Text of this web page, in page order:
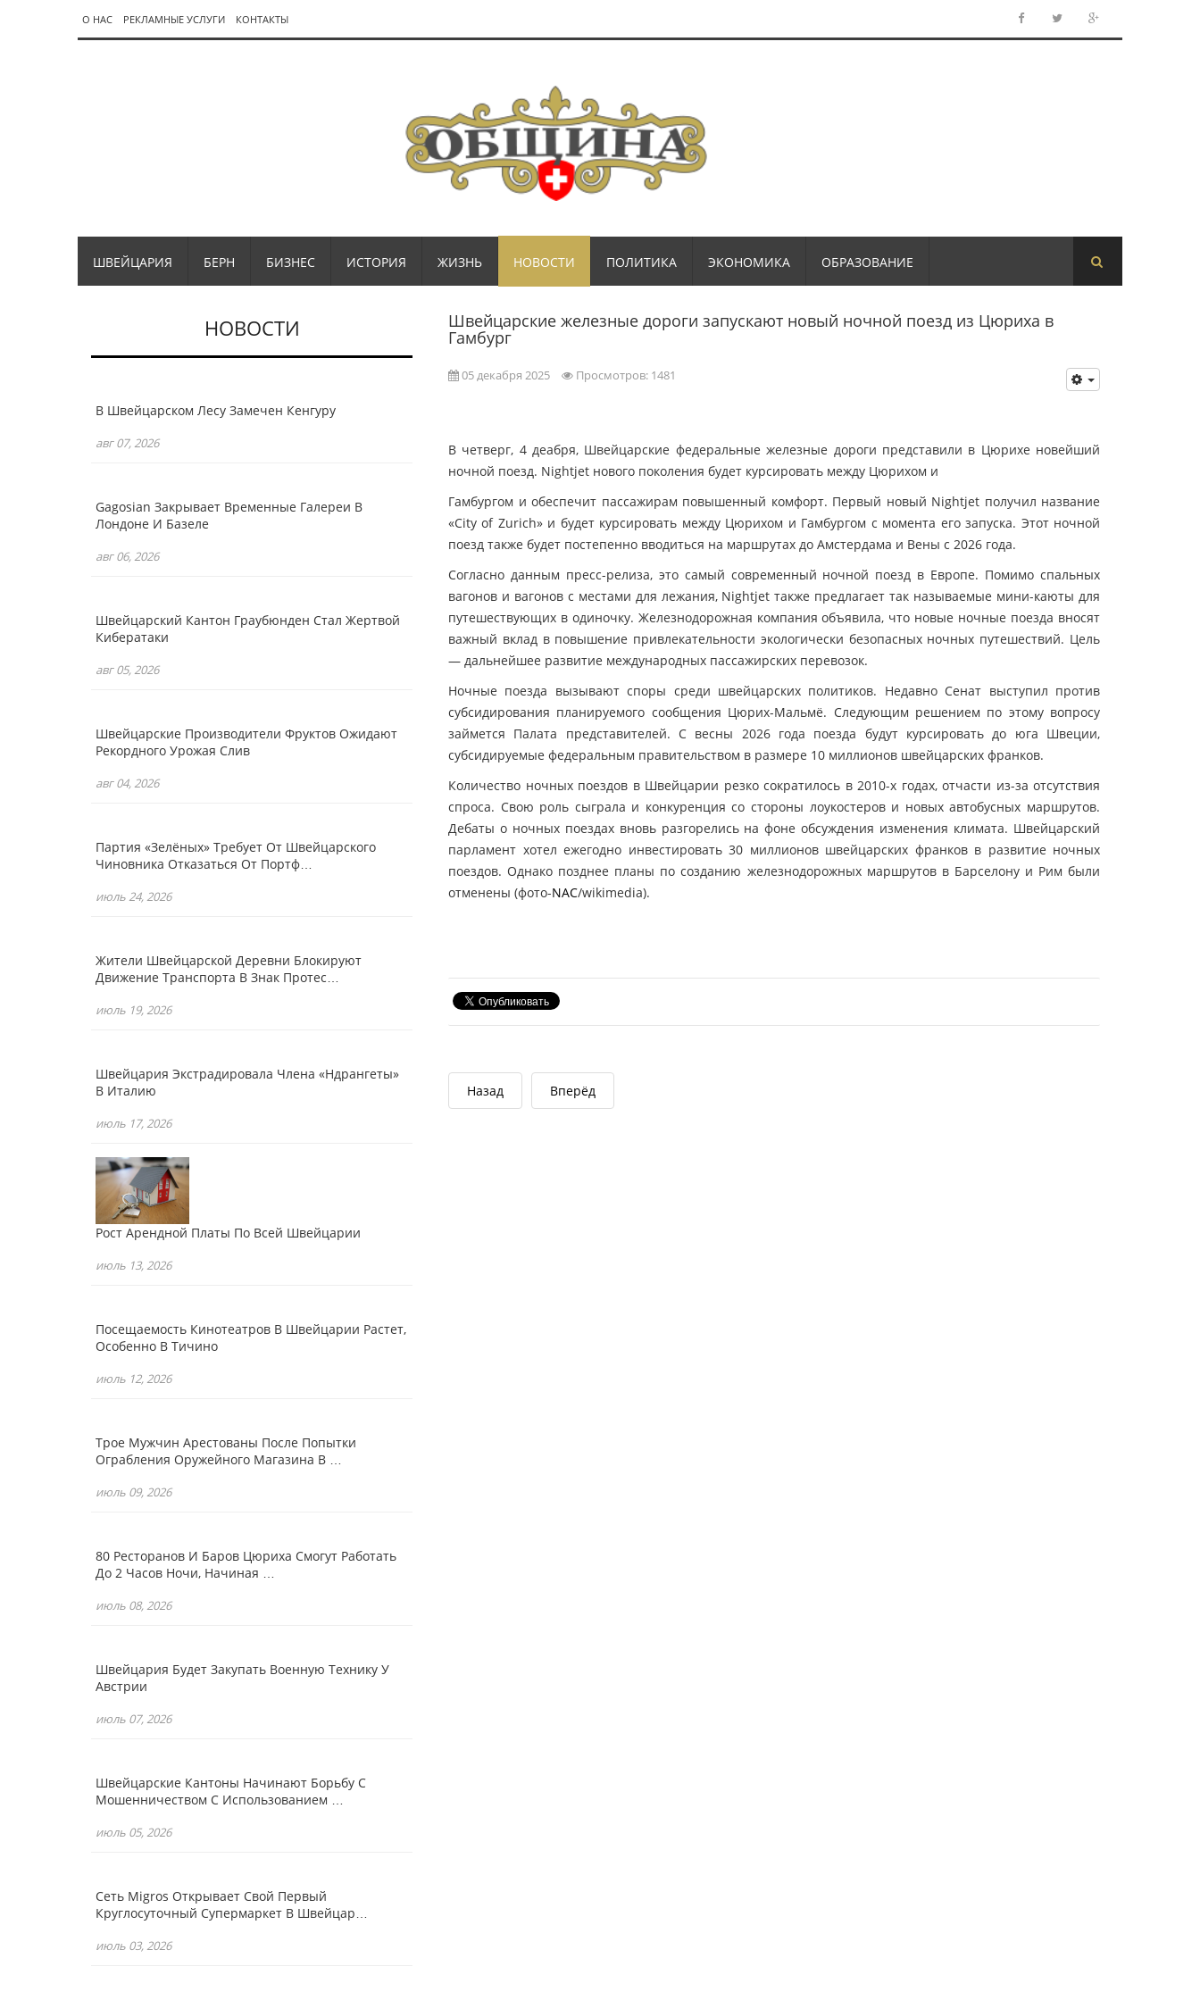
О НАС РЕКЛАМНЫЕ УСЛУГИ КОНТАКТЫ
ШВЕЙЦАРИЯ БЕРН БИЗНЕС ИСТОРИЯ ЖИЗНЬ НОВОСТИ ПОЛИТИКА ЭКОНОМИКА ОБРАЗОВАНИЕ
Швейцарские железные дороги запускают новый ночной поезд из Цюриха в
Гамбург
05 декабря 2025 Просмотров: 1481
В четверг, 4 деабря, Швейцарские федеральные железные дороги представили в Цюрихе новейший
ночной поезд. Nightjet нового поколения будет курсировать между Цюрихом и
Гамбургом и обеспечит пассажирам повышенный комфорт. Первый новый Nightjet получил название
«City of Zurich» и будет курсировать между Цюрихом и Гамбургом с момента его запуска. Этот ночной
поезд также будет постепенно вводиться на маршрутах до Амстердама и Вены с 2026 года.
Согласно данным пресс-релиза, это самый современный ночной поезд в Европе. Помимо спальных
вагонов и вагонов с местами для лежания, Nightjet также предлагает так называемые мини-каюты для
путешествующих в одиночку. Железнодорожная компания объявила, что новые ночные поезда вносят
важный вклад в повышение привлекательности экологически безопасных ночных путешествий. Цель
— дальнейшее развитие международных пассажирских перевозок.
Ночные поезда вызывают споры среди швейцарских политиков. Недавно Сенат выступил против
субсидирования планируемого сообщения Цюрих-Мальмё. Следующим решением по этому вопросу
займется Палата представителей. С весны 2026 года поезда будут курсировать до юга Швеции,
субсидируемые федеральным правительством в размере 10 миллионов швейцарских франков.
Количество ночных поездов в Швейцарии резко сократилось в 2010-х годах, отчасти из-за отсутствия
спроса. Свою роль сыграла и конкуренция со стороны лоукостеров и новых автобусных маршрутов.
Дебаты о ночных поездах вновь разгорелись на фоне обсуждения изменения климата. Швейцарский
парламент хотел ежегодно инвестировать 30 миллионов швейцарских франков в развитие ночных
поездов. Однако позднее планы по созданию железнодорожных маршрутов в Барселону и Рим были
отменены (фото-NAC/wikimedia).
Назад Вперёд
НОВОСТИ
В Швейцарском Лесу Замечен Кенгуру
авг 07, 2026
Gagosian Закрывает Временные Галереи В
Лондоне И Базеле
авг 06, 2026
Швейцарский Кантон Граубюнден Стал Жертвой
Кибератаки
авг 05, 2026
Швейцарские Производители Фруктов Ожидают
Рекордного Урожая Слив
авг 04, 2026
Партия «зелёных» Требует От Швейцарского
Чиновника Отказаться От Портф…
июль 24, 2026
Жители Швейцарской Деревни Блокируют
Движение Транспорта В Знак Протес…
июль 19, 2026
Швейцария Экстрадировала Члена «Ндрангеты»
В Италию
июль 17, 2026
Рост Арендной Платы По Всей Швейцарии
июль 13, 2026
Посещаемость Кинотеатров В Швейцарии Растет,
Особенно В Тичино
июль 12, 2026
Трое Мужчин Арестованы После Попытки
Ограбления Оружейного Магазина В …
июль 09, 2026
80 Ресторанов И Баров Цюриха Смогут Работать
До 2 Часов Ночи, Начиная …
июль 08, 2026
Швейцария Будет Закупать Военную Технику У
Австрии
июль 07, 2026
Швейцарские Кантоны Начинают Борьбу С
Мошенничеством С Использованием …
июль 05, 2026
Сеть Migros Открывает Свой Первый
Круглосуточный Супермаркет В Швейцар…
июль 03, 2026